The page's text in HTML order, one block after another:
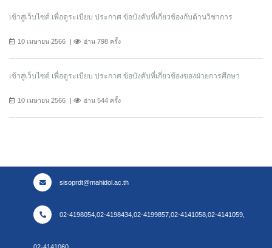
เข้าสู่เว็บไซต์ เพื่อดูระเบียบ ประกาศ ข้อบังคับที่เกี่ยวข้องกับด้านวิชาการ
10 เมษายน 2566 อ่าน 798 ครั้ง
เข้าสู่เว็บไซต์ เพื่อดูระเบียบ ประกาศ ข้อบังคับที่เกี่ยวข้องของฝ่ายการศึกษา
10 เมษายน 2566 อ่าน 544 ครั้ง
sisoprdt@mahidol.ac.th
02-4198054,02-4198434,02-4199857,02-4141058,02-4141059,